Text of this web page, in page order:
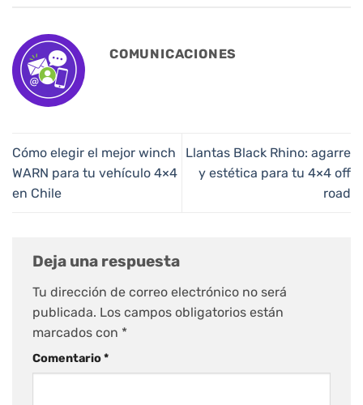
COMUNICACIONES
Cómo elegir el mejor winch
WARN para tu vehículo 4×4
en Chile
Llantas Black Rhino: agarre
y estética para tu 4×4 off
road
Deja una respuesta
Tu dirección de correo electrónico no será
publicada. Los campos obligatorios están
marcados con *
Comentario*